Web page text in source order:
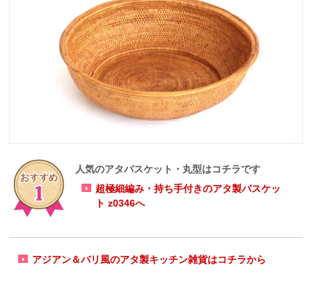
人気のアタバスケット・丸型はコチラです
超極細編み・持ち手付きのアタ製バスケッ
ト z0346へ
アジアン＆バリ風のアタ製キッチン雑貨はコチラから